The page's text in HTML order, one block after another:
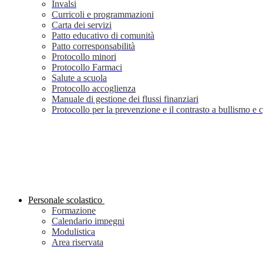
Invalsi
Curricoli e programmazioni
Carta dei servizi
Patto educativo di comunità
Patto corresponsabilità
Protocollo minori
Protocollo Farmaci
Salute a scuola
Protocollo accoglienza
Manuale di gestione dei flussi finanziari
Protocollo per la prevenzione e il contrasto a bullismo e
Personale scolastico
Formazione
Calendario impegni
Modulistica
Area riservata